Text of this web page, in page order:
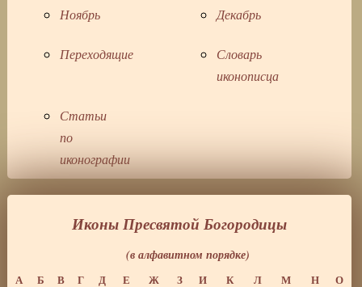
Ноябрь Декабрь
Переходящие
Словарь
иконописца
Статьи
по
иконографии
Иконы Пресвятой Богородицы
(в алфавитном порядке)
А Б В Г Д Е Ж З И К Л М Н
О